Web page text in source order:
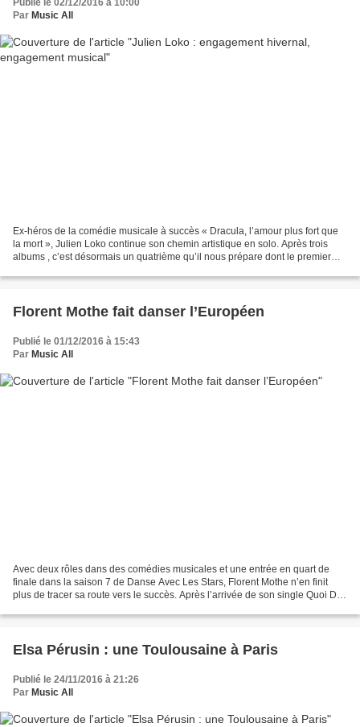
Publié le 02/12/2016 à 10:00
Par Music All
Ex-héros de la comédie musicale à succès « Dracula, l’amour plus fort que
la mort », Julien Loko continue son chemin artistique en solo. Après trois
albums , c’est désormais un quatrième qu’il nous prépare dont le premier
Florent Mothe fait danser l’Européen
Publié le 01/12/2016 à 15:43
Par Music All
Avec deux rôles dans des comédies musicales et une entrée en quart de
finale dans la saison 7 de Danse Avec Les Stars, Florent Mothe n’en finit
plus de tracer sa route vers le succès. Après l’arrivée de son single Quoi De
Elsa Pérusin : une Toulousaine à Paris
Publié le 24/11/2016 à 21:26
Par Music All